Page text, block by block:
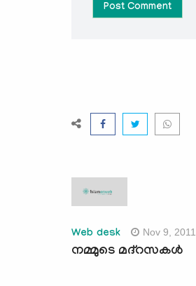
Post Comment
Web desk Nov 9, 2011
നമ്മുടെ മദ്‌റസകള്‍